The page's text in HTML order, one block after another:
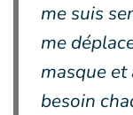
me suis
me
masque et
besoin